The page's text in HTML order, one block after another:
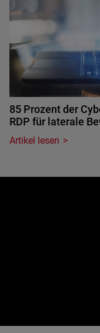
85 Prozent der
RDP für laterale
Artikel lesen